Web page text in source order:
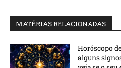
MATÉRIAS RELACIONADAS
Horóscopo
alguns